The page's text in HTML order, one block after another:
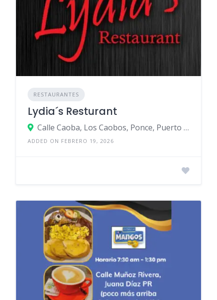
RESTAURANTES
Lydia´s Resturant
Calle Caoba, Los Caobos, Ponce, Puerto Rico
ADDED ON FEBRERO 19, 2026